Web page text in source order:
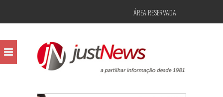
ÁREA RESERVADA